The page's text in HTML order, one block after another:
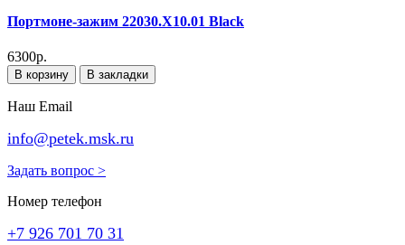
Портмоне-зажим 22030.X10.01 Black
6300р.
В корзину В закладки
Наш Email
info@petek.msk.ru
Задать вопрос >
Номер телефон
+7 926 701 70 31